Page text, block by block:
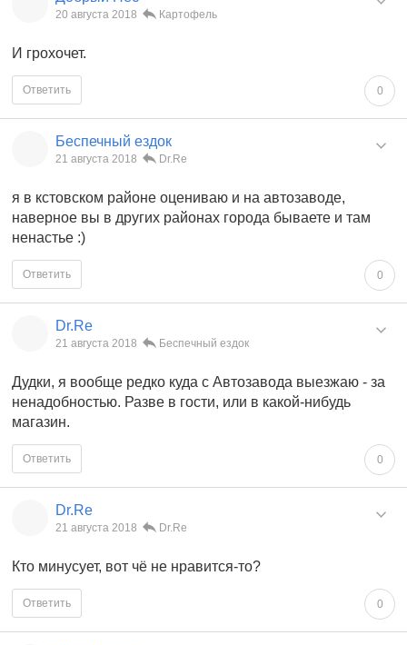
20 августа 2018 Картофель
И грохочет.
0
Ответить
Беспечный ездок
21 августа 2018 Dr.Re
я в кстовском районе оцениваю и на автозаводе,
наверное вы в других районах города бываете и там
ненастье :)
0
Ответить
Dr.Re
21 августа 2018 Беспечный ездок
Дудки, я вообще редко куда с Автозавода выезжаю - за
ненадобностью. Разве в гости, или в какой-нибудь
магазин.
0
Ответить
Dr.Re
21 августа 2018 Dr.Re
Кто минусует, вот чё не нравится-то?
0
Ответить